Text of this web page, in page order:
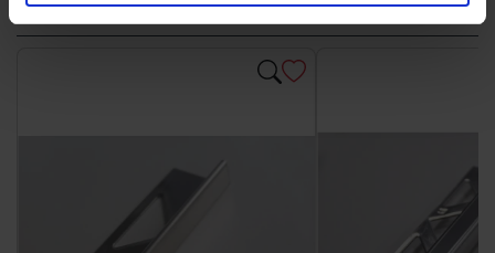
Bijpassende afwerklijsten en hoeken